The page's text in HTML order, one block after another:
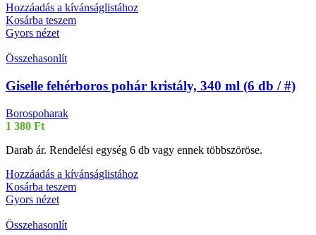
Hozzáadás a kívánságlistához
Kosárba teszem
Gyors nézet
Összehasonlít
Giselle fehérboros pohár kristály, 340 ml (6 db / #)
Borospoharak
1 380 Ft
Darab ár. Rendelési egység 6 db vagy ennek többszöröse.
Hozzáadás a kívánságlistához
Kosárba teszem
Gyors nézet
Összehasonlít